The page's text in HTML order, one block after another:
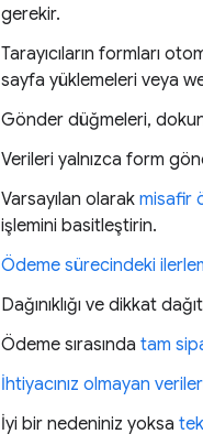
gerekir.
Tarayıcıların formları
sayfa yüklemeleri veya
Gönder düğmeleri,
Verileri yalnızca form
Varsayılan olarak misafir
işlemini basitleştirin.
Ödeme sürecindeki
Dağınıklığı ve dikkat
Ödeme sırasında tam
İhtiyacınız olmayan
İyi bir nedeniniz yoksa